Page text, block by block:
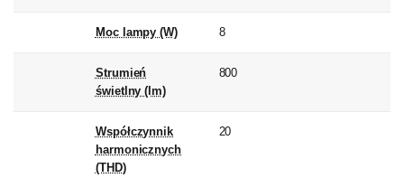
Moc lampy (W) 8
Strumień
świetlny (lm)
800
Współczynnik
harmonicznych
(THD)
20